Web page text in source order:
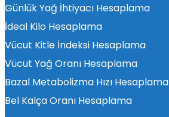
Günlük Yağ İhtiyacı Hesaplama
İdeal Kilo Hesaplama
Vücut Kitle İndeksi Hesaplama
Vücut Yağ Oranı Hesaplama
Bazal Metabolizma Hızı Hesaplama
Bel Kalça Oranı Hesaplama